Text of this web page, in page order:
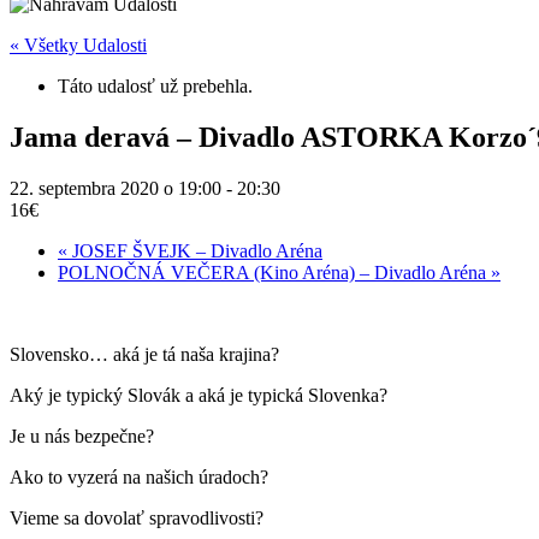
« Všetky Udalosti
Táto udalosť už prebehla.
Jama deravá – Divadlo ASTORKA
22. septembra 2020 o 19:00 - 20:30
16€
« JOSEF ŠVEJK – Divadlo Aréna
POLNOČNÁ VEČERA (Kino Aréna) – Divadlo Aréna »
Slovensko… aká je tá naša krajina?
Aký je typický Slovák a aká je typická Slovenka?
Je u nás bezpečne?
Ako to vyzerá na našich úradoch?
Vieme sa dovolať spravodlivosti?